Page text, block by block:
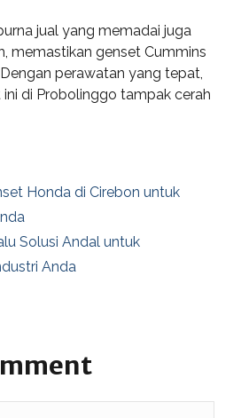
jual yang memadai juga
memastikan genset Cummins
perawatan yang tepat,
di Probolinggo tampak cerah
Honda di Cirebon untuk
Solusi Andal untuk
Anda